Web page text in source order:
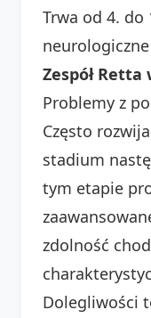
Trwa od 4. do
Zespół Retta
Problemy z
Często
stadium
tym etapie
zdolność
Dolegliwości